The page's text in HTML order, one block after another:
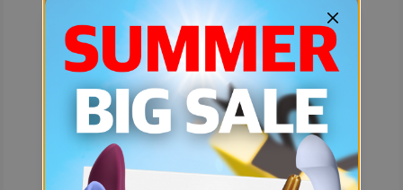
예상치 못한 에러입니다.